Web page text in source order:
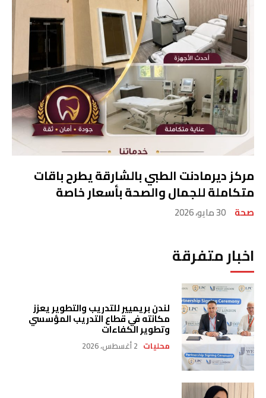
مركز ديرمادنت الطبي بالشارقة يطرح باقات
متكاملة للجمال والصحة بأسعار خاصة
صحة 30 مايو، 2026
اخبار متفرقة
لندن بريميير للتدريب والتطوير يعزز
مكانته في قطاع التدريب المؤسسي
وتطوير الكفاءات
محليات 2 أغسطس، 2026